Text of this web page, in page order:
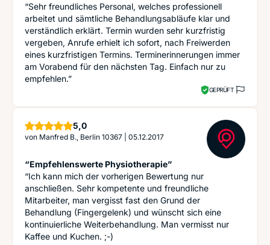
“Sehr freundliches Personal, welches professionell
arbeitet und sämtliche Behandlungsabläufe klar und
verständlich erklärt. Termin wurden sehr kurzfristig
vergeben, Anrufe erhielt ich sofort, nach Freiwerden
eines kurzfristigen Termins. Terminerinnerungen immer
am Vorabend für den nächsten Tag. Einfach nur zu
empfehlen.”
GEPRÜFT
5,0Sterne
von Manfred B., Berlin 10367 05.12.2017
“Empfehlenswerte Physiotherapie”
“Ich kann mich der vorherigen Bewertung nur
anschließen. Sehr kompetente und freundliche
Mitarbeiter, man vergisst fast den Grund der
Behandlung (Fingergelenk) und wünscht sich eine
kontinuierliche Weiterbehandlung. Man vermisst nur
Kaffee und Kuchen. ;-)